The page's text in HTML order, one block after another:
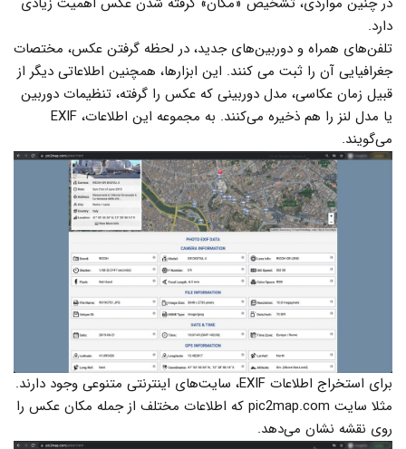
دارد.
تلفن‌های همراه و دوربین‌های جدید، در لحظه گرفتن عکس، مختصات
جغرافیایی آن را ثبت می کنند. این ابزارها، همچنین اطلاعاتی دیگر از
قبیل زمان عکاسی، مدل دوربینی که عکس را گرفته، تنظیمات دوربین
یا مدل لنز را هم ذخیره می‌کنند. به مجموعه این اطلاعات، EXIF
می‌گویند.
برای استخراج اطلاعات EXIF، سایت‌های اینترنتی متنوعی وجود دارند.
مثلا سایت pic2map.com که اطلاعات مختلف از جمله مکان عکس را
روی نقشه نشان می‌دهد.